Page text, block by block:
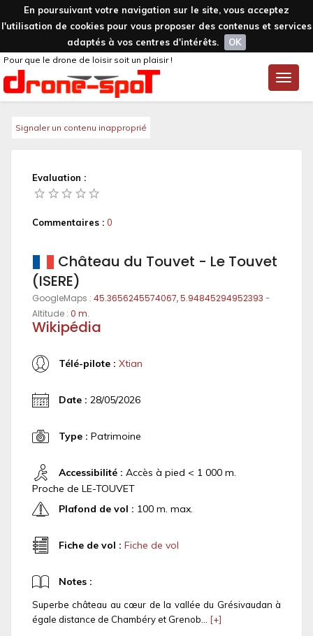
En poursuivant votre navigation sur le site, vous acceptez
l'utilisation de cookies pour vous proposer des contenus et services
adaptés à vos centres d'intérêts.
OK
Toggle
Pour que le drone de loisir soit un plaisir !
Signaler un contenu inapproprié
Evaluation :
Commentaires : 0
Château du Touvet - Le Touvet
(ISERE)
GoogleMaps : 45.3656245574067, 5.94845294952393 -
Altitude : 0 m.
Wikipédia
Télé-pilote : Xtian
Date : 28/05/2026
Type : Patrimoine
Accessibilité : Accès à pied < 1 000 m.
Proche de LE-TOUVET
Plafond de vol : 100 m. max.
Fiche de vol : Fiche de vol
Notes :
Superbe château au cœur de la vallée du Grésivaudan à
égale distance de Chambéry et Grenob... [+]